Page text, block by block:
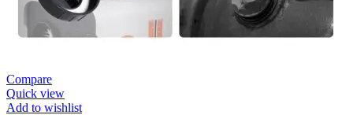
Compare
Quick view
Add to wishlist